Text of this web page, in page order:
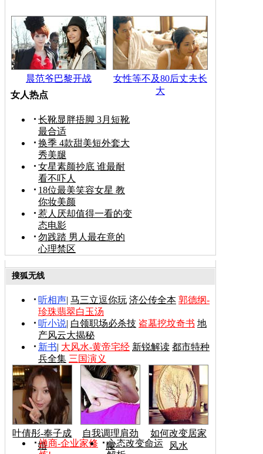
晨范爷巴黎开战
女性等不及80后丈夫长
大
女人热点
长靴显胖捂脚 3月短靴
最合适
换季 4款甜美短外套大
秀美腿
女星素颜抄底 谁最耐
看不吓人
18位最美笑容女星 教
你妆美颜
惹人厌却值得一看的变
态电影
勿践踏 男人最在意的
心理禁区
搜狐无线
听相声| 马三立逗你玩 济公传全本 郭德纲-
珍珠翡翠白玉汤
听小说| 白领职场必杀技 盗墓挖坟奇书 地
产风云大揭秘
新书| 大风水-黄帝宅经 新锐解读 都市特种
兵全集 三国演义
叶倩彤-奉子成
婚
自我调理肩劲
腰
如何改变居家
风水
禅商-企业家修
心态改变命运